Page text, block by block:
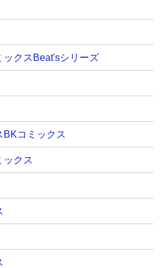
ックスBeat'sシリーズ
BKコミックス
ックス